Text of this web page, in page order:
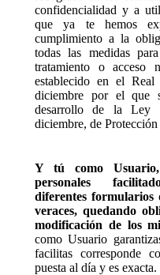
confidencialidad y a
que ya te hemos
cumplimiento a la
todas las medidas
tratamiento o acceso
establecido en el
diciembre por el que
desarrollo de la Ley
diciembre, de
Y tú como
personales
diferentes formularios
veraces, quedando
modificación de los
como Usuario
facilitas corresponde
puesta al día y es exacta.